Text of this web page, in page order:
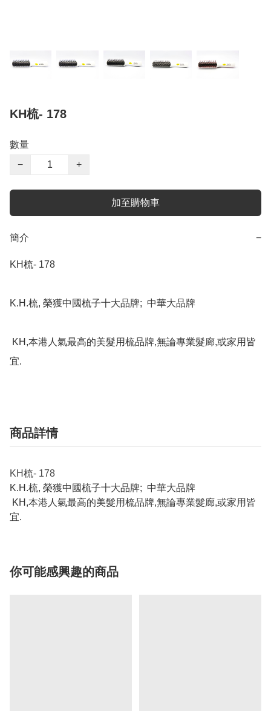
KH梳- 178
數量
−
+
加至購物車
簡介 −
KH梳- 178
K.H.梳, 榮獲中國梳子十大品牌;  中華大品牌
宜.
商品詳情
KH梳- 178
K.H.梳, 榮獲中國梳子十大品牌; 中華大品牌
KH,本港人氣最高的美髮用梳品牌,無論專業髮廊,或家用皆
宜.
你可能感興趣的商品